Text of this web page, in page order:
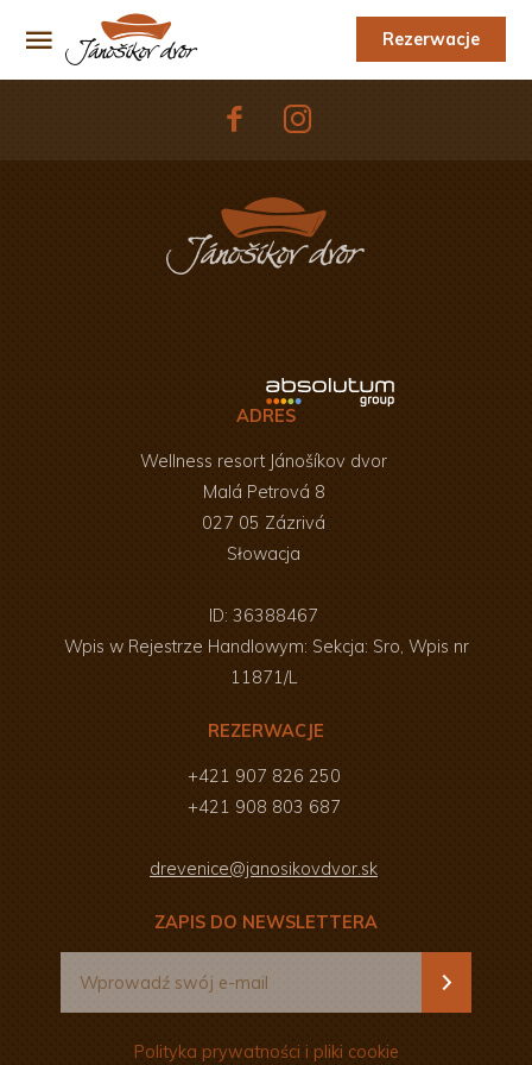
Rezerwacje
ADRES
Wellness resort Jánošíkov dvor
Malá Petrová 8
027 05 Zázrivá
Słowacja
ID: 36388467
Wpis w Rejestrze Handlowym: Sekcja: Sro, Wpis nr
11871/L
REZERWACJE
+421 907 826 250
+421 908 803 687
drevenice@janosikovdvor.sk
ZAPIS DO NEWSLETTERA
Polityka prywatności i pliki cookie